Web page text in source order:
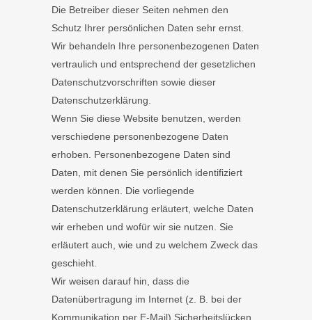
Die Betreiber dieser Seiten nehmen den
Schutz Ihrer persönlichen Daten sehr ernst.
Wir behandeln Ihre personenbezogenen Daten
vertraulich und entsprechend der gesetzlichen
Datenschutzvorschriften sowie dieser
Datenschutzerklärung.
Wenn Sie diese Website benutzen, werden
verschiedene personenbezogene Daten
erhoben. Personenbezogene Daten sind
Daten, mit denen Sie persönlich identifiziert
werden können. Die vorliegende
Datenschutzerklärung erläutert, welche Daten
wir erheben und wofür wir sie nutzen. Sie
erläutert auch, wie und zu welchem Zweck das
geschieht.
Wir weisen darauf hin, dass die
Datenübertragung im Internet (z. B. bei der
Kommunikation per E-Mail) Sicherheitslücken